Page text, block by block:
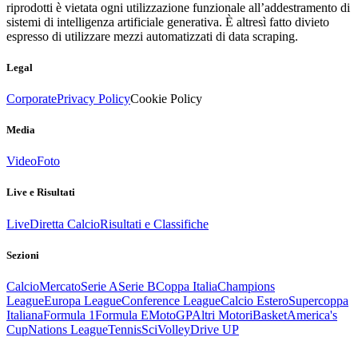
riprodotti è vietata ogni utilizzazione funzionale all’addestramento di
sistemi di intelligenza artificiale generativa. È altresì fatto divieto
espresso di utilizzare mezzi automatizzati di data scraping.
Legal
CorporatePrivacy PolicyCookie Policy
Media
VideoFoto
Live e Risultati
LiveDiretta CalcioRisultati e Classifiche
Sezioni
CalcioMercatoSerie ASerie BCoppa ItaliaChampions
LeagueEuropa LeagueConference LeagueCalcio EsteroSupercoppa
ItalianaFormula 1Formula EMotoGPAltri MotoriBasketAmerica's
CupNations LeagueTennisSciVolleyDrive UP